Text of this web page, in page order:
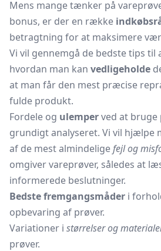
Mens mange tænker på
bonus, er der en række
betragtning for at maksimere
Vi vil gennemgå de bedste tips til
hvordan man kan vedligeholde
at man får den mest præcise
fulde produkt.
Fordele og ulemperved at bruge
grundigt analyseret. Vi vil hjælpe
af de mest almindeligefejl og
omgiver vareprøver, således at
informerede beslutninger.
Bedste fremgangsmåder i
opbevaring af prøver.
Variationer i størrelser og
prøver.